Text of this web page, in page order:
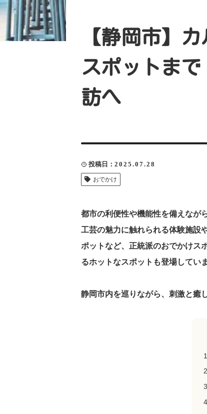
【静岡市】
スポットま
訪へ
投稿日 2025.07.28
おでかけ
都市の利便性や機能性を備えなが
工芸の魅力に触れられる体験施設
ポットなど、正統派のおでかけス
るホットなスポットも登場していま
静岡市内を巡りながら、刺激と癒